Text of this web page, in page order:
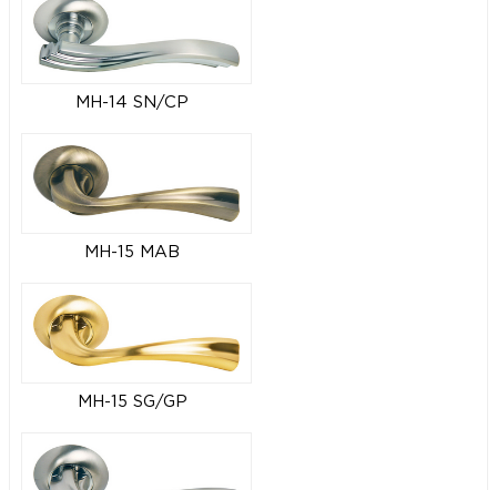
MH-14 SN/CP
MH-15 MAB
MH-15 SG/GP